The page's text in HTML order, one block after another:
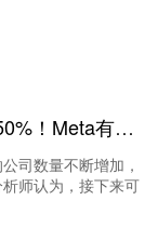
股票配资平台哪家好 较低点飙升逾450%！Meta有望接力英伟达成下一家拆股科技公司？
司数量不断增加，
师认为，接下来可